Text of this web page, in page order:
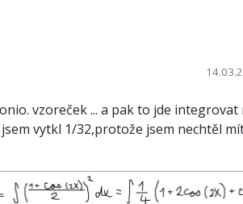
vzoreček ... a pak to jde integrovat
jsem vytkl 1/32,protože jsem nechtěl